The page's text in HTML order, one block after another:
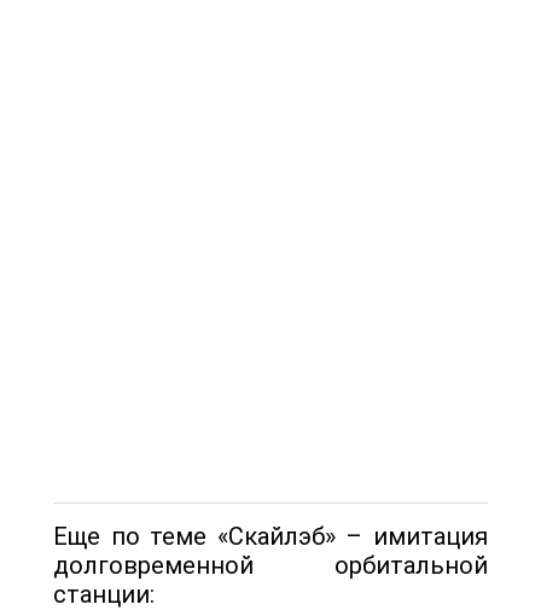
Еще по теме «Скайлэб» – имитация
долговременной орбитальной
станции: